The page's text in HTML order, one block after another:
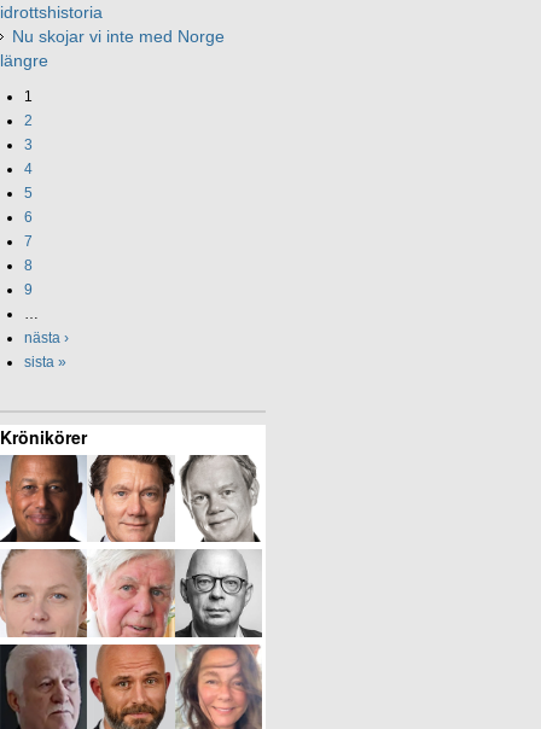
idrottshistoria
Nu skojar vi inte med Norge
längre
1
2
3
4
5
6
7
8
9
…
nästa ›
sista »
Krönikörer